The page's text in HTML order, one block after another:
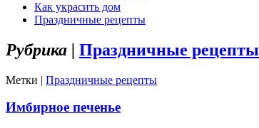
Как украсить дом
Праздничные рецепты
Рубрика | Праздничные рецепты
Метки | Праздничные рецепты
Имбирное печенье